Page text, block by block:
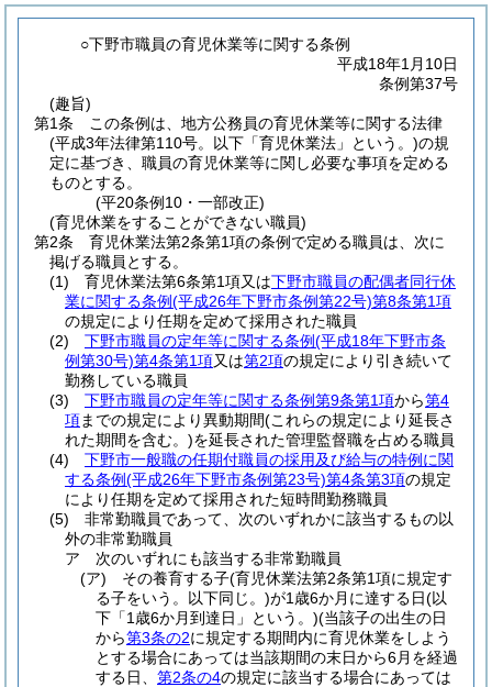
○下野市職員の育児休業等に関する条例
平成18年1月10日
条例第37号
(趣旨)
第1条
この条例は、地方公務員の育児休業等に関する法律
(平成3年法律第110号。以下「育児休業法」という。)の規
定に基づき、職員の育児休業等に関し必要な事項を定める
ものとする。
(平20条例10・一部改正)
(育児休業をすることができない職員)
第2条
育児休業法第2条第1項の条例で定める職員は、次に
掲げる職員とする。
(1)
育児休業法第6条第1項又は下野市職員の配偶者同行休
業に関する条例(平成26年下野市条例第22号)第8条第1項
の規定により任期を定めて採用された職員
(2)
下野市職員の定年等に関する条例(平成18年下野市条
例第30号)第4条第1項又は第2項の規定により引き続いて
勤務している職員
(3)
下野市職員の定年等に関する条例第9条第1項から第4
項までの規定により異動期間(これらの規定により延長さ
れた期間を含む。)を延長された管理監督職を占める職員
(4)
下野市一般職の任期付職員の採用及び給与の特例に関
する条例(平成26年下野市条例第23号)第4条第3項の規定
により任期を定めて採用された短時間勤務職員
(5)
非常勤職員であって、次のいずれかに該当するもの以
外の非常勤職員
ア
次のいずれにも該当する非常勤職員
(ア)
その養育する子(育児休業法第2条第1項に規定す
る子をいう。以下同じ。)が1歳6か月に達する日(以
下「1歳6か月到達日」という。)(当該子の出生の日
から第3条の2に規定する期間内に育児休業をしよう
とする場合にあっては当該期間の末日から6月を経過
する日、第2条の4の規定に該当する場合にあっては